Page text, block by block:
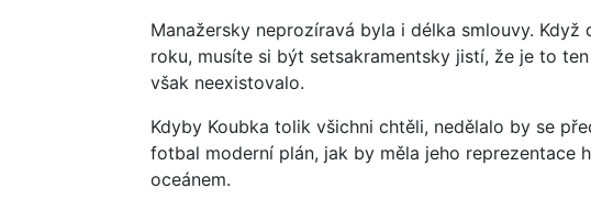
Manažersky neprozíravá byla i délka smlouvy.
roku, musíte si být setsakramentsky jistí, že je to
však neexistovalo.
Kdyby Koubka tolik všichni chtěli, nedělalo by se
fotbal moderní plán, jak by měla jeho reprezentace
oceánem.